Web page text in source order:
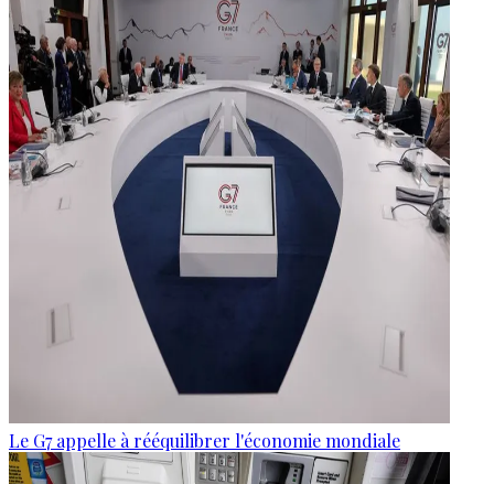
Le G7 appelle à rééquilibrer l'économie mondiale